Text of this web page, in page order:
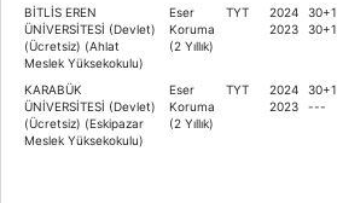
BİTLİS EREN
ÜNİVERSİTESİ (Devlet)
(Ücretsiz) (Ahlat
Meslek Yüksekokulu)
Eser
Koruma
(2 Yıllık)
TYT
2024
2023
30+1
30+1
KARABÜK
ÜNİVERSİTESİ (Devlet)
(Ücretsiz) (Eskipazar
Meslek Yüksekokulu)
Eser
Koruma
(2 Yıllık)
TYT
2024
2023
30+1
---